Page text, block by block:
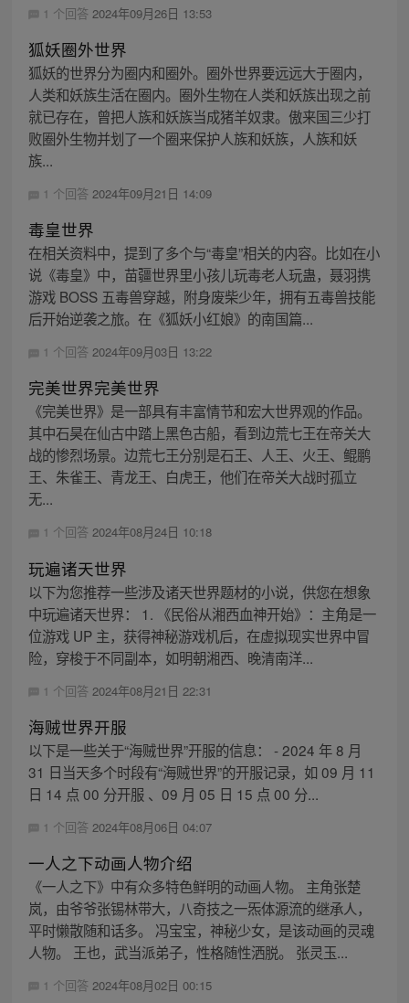
1 个回答 2024年09月26日 13:53
狐妖圈外世界
狐妖的世界分为圈内和圈外。圈外世界要远远大于圈内，
人类和妖族生活在圈内。圈外生物在人类和妖族出现之前
就已存在，曾把人族和妖族当成猪羊奴隶。傲来国三少打
败圈外生物并划了一个圈来保护人族和妖族，人族和妖
族...
1 个回答 2024年09月21日 14:09
毒皇世界
在相关资料中，提到了多个与“毒皇”相关的内容。比如在小
说《毒皇》中，苗疆世界里小孩儿玩毒老人玩蛊，聂羽携
游戏 BOSS 五毒兽穿越，附身废柴少年，拥有五毒兽技能
后开始逆袭之旅。在《狐妖小红娘》的南国篇...
1 个回答 2024年09月03日 13:22
完美世界完美世界
《完美世界》是一部具有丰富情节和宏大世界观的作品。
其中石昊在仙古中踏上黑色古船，看到边荒七王在帝关大
战的惨烈场景。边荒七王分别是石王、人王、火王、鲲鹏
王、朱雀王、青龙王、白虎王，他们在帝关大战时孤立
无...
1 个回答 2024年08月24日 10:18
玩遍诸天世界
以下为您推荐一些涉及诸天世界题材的小说，供您在想象
中玩遍诸天世界： 1. 《民俗从湘西血神开始》：主角是一
位游戏 UP 主，获得神秘游戏机后，在虚拟现实世界中冒
险，穿梭于不同副本，如明朝湘西、晚清南洋...
1 个回答 2024年08月21日 22:31
海贼世界开服
以下是一些关于“海贼世界”开服的信息： - 2024 年 8 月
31 日当天多个时段有“海贼世界”的开服记录，如 09 月 11
日 14 点 00 分开服 、09 月 05 日 15 点 00 分...
1 个回答 2024年08月06日 04:07
一人之下动画人物介绍
《一人之下》中有众多特色鲜明的动画人物。 主角张楚
岚，由爷爷张锡林带大，八奇技之一炁体源流的继承人，
平时懒散随和话多。 冯宝宝，神秘少女，是该动画的灵魂
人物。 王也，武当派弟子，性格随性洒脱。 张灵玉...
1 个回答 2024年08月02日 00:15